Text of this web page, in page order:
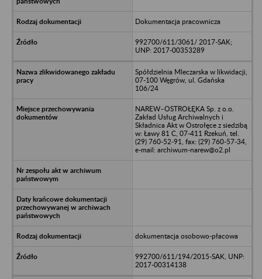
Dokumentacja pracownicza
992700/611/3061/ 2017-SAK;
UNP: 2017-00353289
Spółdzielnia Mleczarska w likwidacji,
07-100 Węgrów, ul. Gdańska
106/24
NAREW–OSTROŁĘKA Sp. z o.o.
Zakład Usług Archiwalnych i
Składnica Akt w Ostrołęce z siedzibą
w: Ławy 81 C, 07-411 Rzekuń, tel.
(29) 760-52-91, fax: (29) 760-57-34,
e-mail: archiwum-narew@o2.pl
dokumentacja osobowo-płacowa
992700/611/194/2015-SAK, UNP:
2017-00314138